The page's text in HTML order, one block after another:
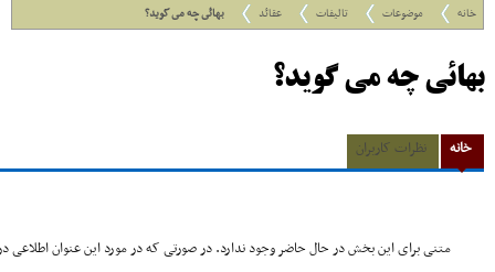
خانه موضوعات تالیفات عقائد بهائى چه مى گوید؟
بهائى چه مى گوید؟
خانه نظرات کاربران
متنی برای این بخش در حال حاضر وجود ندارد. در صورتی که در مورد این عنوان اطلاعی